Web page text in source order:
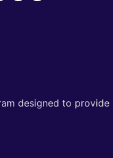
designed to provide